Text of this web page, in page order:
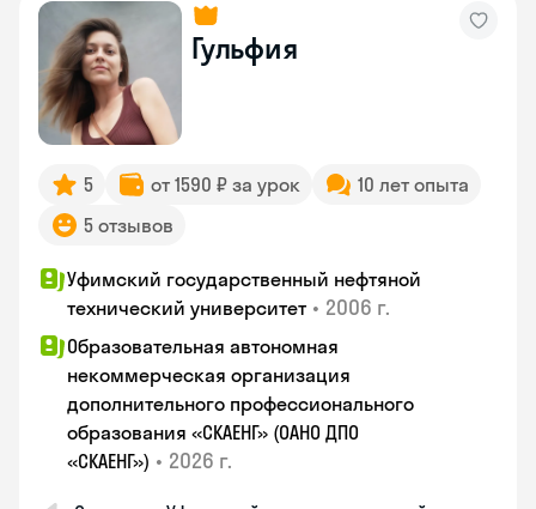
Гульфия
5 от 1590 ₽ за урок
10 лет опыта
5 отзывов
Уфимский государственный нефтяной
технический университет • 2006 г.
Образовательная автономная
некоммерческая организация
дополнительного профессионального
образования «СКАЕНГ» (ОАНО ДПО
«СКАЕНГ») • 2026 г.